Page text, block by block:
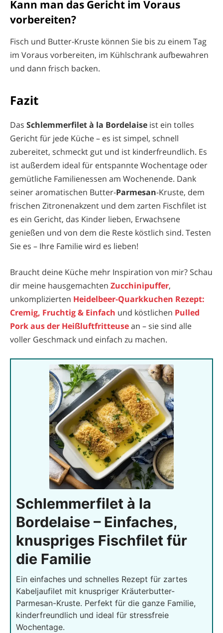
Kann man das Gericht im Voraus
vorbereiten?
Fisch und Butter-Kruste können Sie bis zu einem Tag
im Voraus vorbereiten, im Kühlschrank aufbewahren
und dann frisch backen.
Fazit
Das Schlemmerfilet à la Bordelaise ist ein tolles
Gericht für jede Küche – es ist simpel, schnell
zubereitet, schmeckt gut und ist kinderfreundlich. Es
ist außerdem ideal für entspannte Wochentage oder
gemütliche Familienessen am Wochenende. Dank
seiner aromatischen Butter-Parmesan-Kruste, dem
frischen Zitronenakzent und dem zarten Fischfilet ist
es ein Gericht, das Kinder lieben, Erwachsene
genießen und von dem die Reste köstlich sind. Testen
Sie es – Ihre Familie wird es lieben!
Braucht deine Küche mehr Inspiration von mir? Schau
dir meine hausgemachten Zucchinipuffer,
unkomplizierten Heidelbeer-Quarkkuchen Rezept:
Cremig, Fruchtig & Einfach und köstlichen Pulled
Pork aus der Heißluftfritteusean – sie sind alle
voller Geschmack und einfach zu machen.
Schlemmerfilet à la
Bordelaise – Einfaches,
knuspriges Fischfilet für
die Familie
Ein einfaches und schnelles Rezept für zartes
Kabeljaufilet mit knuspriger Kräuterbutter-
Parmesan-Kruste. Perfekt für die ganze Familie,
kinderfreundlich und ideal für stressfreie
Wochentage.